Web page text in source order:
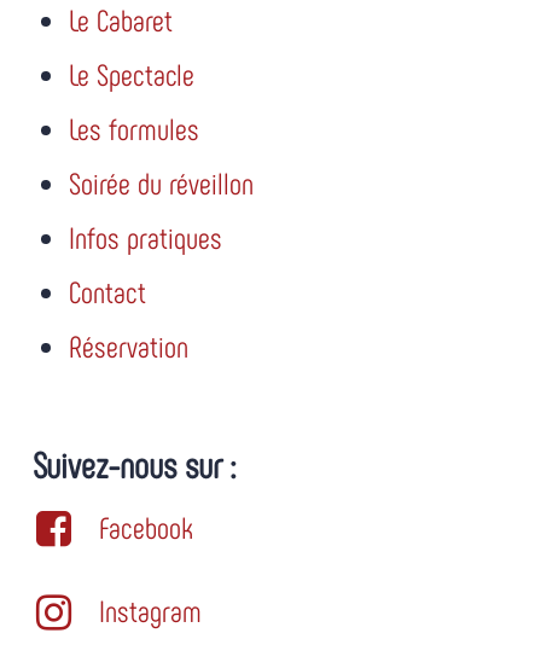
Le Cabaret
Le Spectacle
Les formules
Soirée du réveillon
Infos pratiques
Contact
Réservation
Suivez-nous sur :
Facebook
Instagram